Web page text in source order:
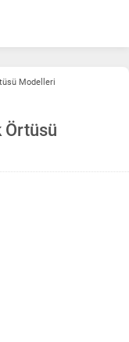
Modelleri
Örtüsü